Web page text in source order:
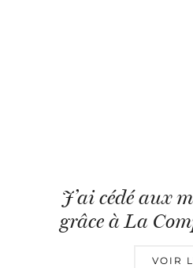
J’ai cédé aux
grâce à La
VOIR